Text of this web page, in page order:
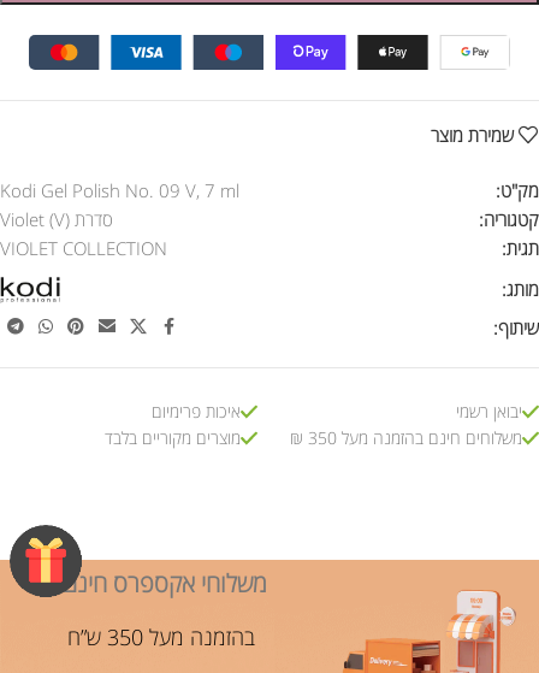
שמירת מוצר
מק"ט:
Kodi Gel Polish No. 09 V, 7 ml
קטגוריה:
סדרת Violet (V)
תגית:
VIOLET COLLECTION
מותג:
שיתוף:
יבואן רשמי
משלוחים חינם בהזמנה מעל 350 ₪
איכות פרימיום
מוצרים מקוריים בלבד
משלוחי אקספרס חינם!
בהזמנה מעל 350 ש”ח